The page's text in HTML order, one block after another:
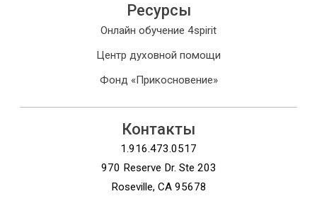
Ресурсы
Онлайн обучение 4spirit
Центр духовной помощи
Фонд «Прикосновение»
Контакты
1.916.473.0517
970 Reserve Dr. Ste 203
Roseville, CA 95678